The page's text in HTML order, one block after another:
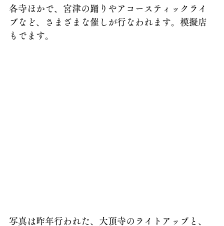
各寺ほかで、宮津の踊りやアコースティックライ
ブなど、さまざまな催しが行なわれます。模擬店
もでます。
写真は昨年行われた、大頂寺のライトアップと、